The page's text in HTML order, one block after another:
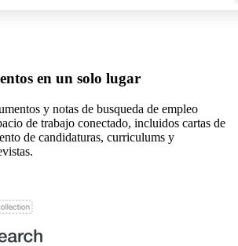
en un solo lugar
y notas de busqueda de empleo
de trabajo conectado, incluidos cartas de
de candidaturas, curriculums y